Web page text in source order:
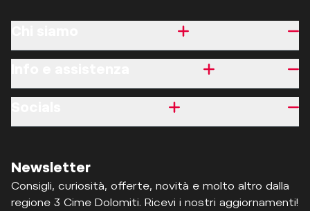
Newsletter
Consigli, curiosità, offerte, novità e molto altro dalla
regione 3 Cime Dolomiti. Ricevi i nostri aggiornamenti!